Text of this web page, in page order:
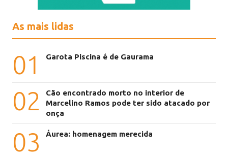
As mais lidas
01 Garota Piscina é de Gaurama
02
Cão encontrado morto no interior de
Marcelino Ramos pode ter sido atacado por
onça
03 Áurea: homenagem merecida